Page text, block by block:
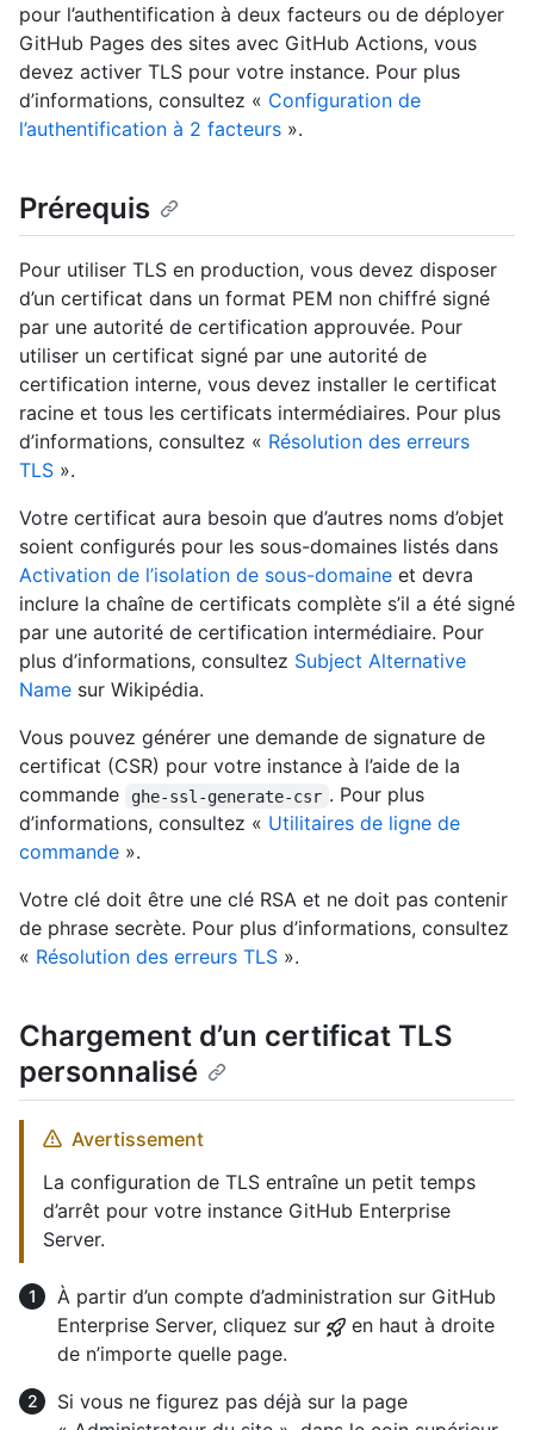
pour l’authentification à deux facteurs ou de déployer
GitHub Pages des sites avec GitHub Actions, vous
devez activer TLS pour votre instance. Pour plus
d’informations, consultez « Configuration de
l’authentification à 2 facteurs ».
Prérequis
Pour utiliser TLS en production, vous devez disposer
d’un certificat dans un format PEM non chiffré signé
par une autorité de certification approuvée. Pour
utiliser un certificat signé par une autorité de
certification interne, vous devez installer le certificat
racine et tous les certificats intermédiaires. Pour plus
d’informations, consultez « Résolution des erreurs
TLS ».
Votre certificat aura besoin que d’autres noms d’objet
soient configurés pour les sous-domaines listés dans
Activation de l’isolation de sous-domaine et devra
inclure la chaîne de certificats complète s’il a été signé
par une autorité de certification intermédiaire. Pour
plus d’informations, consultez Subject Alternative
Name sur Wikipédia.
Vous pouvez générer une demande de signature de
certificat (CSR) pour votre instance à l’aide de la
commande
ghe-ssl-generate-csr . Pour plus
d’informations, consultez « Utilitaires de ligne de
commande ».
Votre clé doit être une clé RSA et ne doit pas contenir
de phrase secrète. Pour plus d’informations, consultez
« Résolution des erreurs TLS ».
Chargement d’un certificat TLS
personnalisé
Avertissement
La configuration de TLS entraîne un petit temps
d’arrêt pour votre instance GitHub Enterprise
Server.
À partir d’un compte d’administration sur GitHub
Enterprise Server, cliquez sur
en haut à droite
de n’importe quelle page.
Si vous ne figurez pas déjà sur la page